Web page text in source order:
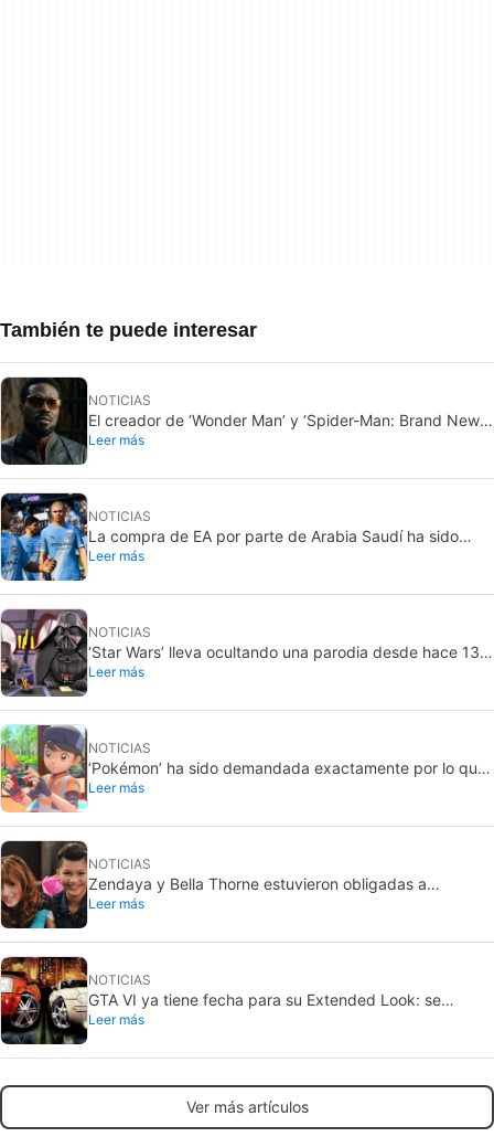
También te puede interesar
NOTICIAS
El creador de ‘Wonder Man’ y ‘Spider-Man: Brand New
Day’ no entiende por qué la serie fue cancelada
Leer más
NOTICIAS
La compra de EA por parte de Arabia Saudí ha sido
finalizada, y eso son malas noticias para todos
Leer más
NOTICIAS
‘Star Wars’ lleva ocultando una parodia desde hace 13
años. Ahora por fin la sacará a la luz… pero solo para
Leer más
NOTICIAS
‘Pokémon’ ha sido demandada exactamente por lo que
jamás querría: grabar a gente sin su consentimiento en
Leer más
NOTICIAS
Zendaya y Bella Thorne estuvieron obligadas a
enfrentarse cuando eran actrices infantiles en Disney.
Leer más
NOTICIAS
GTA VI ya tiene fecha para su Extended Look: se
estrena en Netflix
Leer más
Ver más artículos